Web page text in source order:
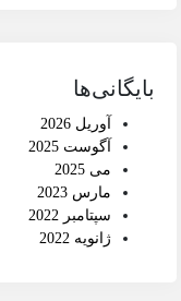
بایگانی‌ها
آوریل 2026
آگوست 2025
می 2025
مارس 2023
سپتامبر 2022
ژانویه 2022